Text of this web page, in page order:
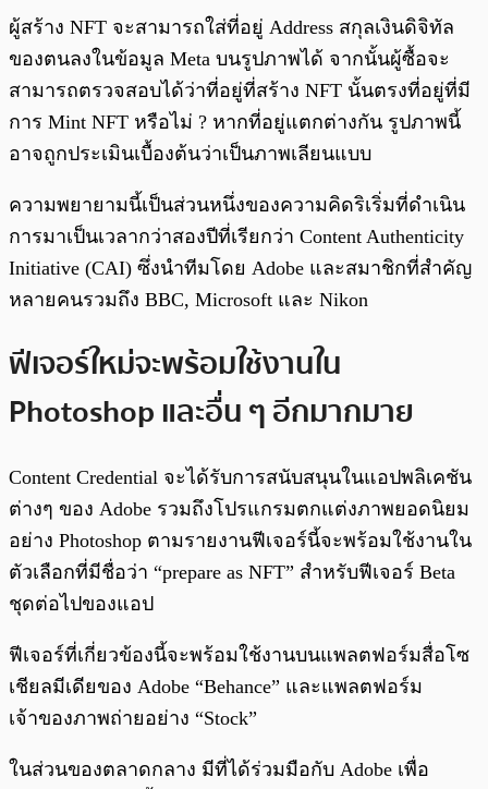
ผู้สร้าง NFT จะสามารถใส่ที่อยู่ Address สกุลเงินดิจิทัล
ของตนลงในข้อมูล Meta บนรูปภาพได้ จากนั้นผู้ซื้อจะ
สามารถตรวจสอบได้ว่าที่อยู่ที่สร้าง NFT นั้นตรงที่อยู่ที่มี
การ Mint NFT หรือไม่ ? หากที่อยู่แตกต่างกัน รูปภาพนี้
อาจถูกประเมินเบื้องต้นว่าเป็นภาพเลียนแบบ
ความพยายามนี้เป็นส่วนหนึ่งของความคิดริเริ่มที่ดำเนิน
การมาเป็นเวลากว่าสองปีที่เรียกว่า Content Authenticity
Initiative (CAI) ซึ่งนำทีมโดย Adobe และสมาชิกที่สำคัญ
หลายคนรวมถึง BBC, Microsoft และ Nikon
ฟีเจอร์ใหม่จะพร้อมใช้งานใน
Photoshop และอื่น ๆ อีกมากมาย
Content Credential จะได้รับการสนับสนุนในแอปพลิเคชัน
ต่างๆ ของ Adobe รวมถึงโปรแกรมตกแต่งภาพยอดนิยม
อย่าง Photoshop ตามรายงานฟีเจอร์นี้จะพร้อมใช้งานใน
ตัวเลือกที่มีชื่อว่า “prepare as NFT” สำหรับฟีเจอร์ Beta
ชุดต่อไปของแอป
ฟีเจอร์ที่เกี่ยวข้องนี้จะพร้อมใช้งานบนแพลตฟอร์มสื่อโซ
เชียลมีเดียของ Adobe “Behance” และแพลตฟอร์ม
เจ้าของภาพถ่ายอย่าง “Stock”
ในส่วนของตลาดกลาง มีที่ได้ร่วมมือกับ Adobe เพื่อ